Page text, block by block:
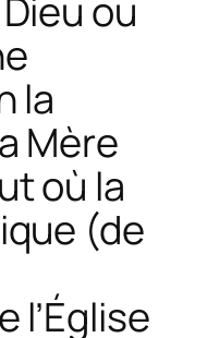
ou
la
Mère
où la
(de
l’Église